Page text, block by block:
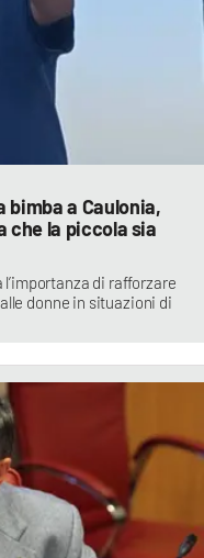
bimba a Caulonia,
che la piccola sia
di rafforzare
donne in situazioni di